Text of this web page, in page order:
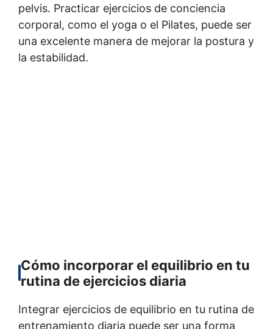
pelvis. Practicar ejercicios de conciencia
corporal, como el yoga o el Pilates, puede ser
una excelente manera de mejorar la postura y
la estabilidad.
Cómo incorporar el equilibrio en tu
rutina de ejercicios diaria
Integrar ejercicios de equilibrio en tu rutina de
entrenamiento diaria puede ser una forma